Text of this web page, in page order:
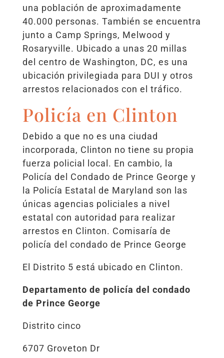
una población de aproximadamente
40.000 personas. También se encuentra
junto a Camp Springs, Melwood y
Rosaryville. Ubicado a unas 20 millas
del centro de Washington, DC, es una
ubicación privilegiada para DUI y otros
arrestos relacionados con el tráfico.
Policía en Clinton
Debido a que no es una ciudad
incorporada, Clinton no tiene su propia
fuerza policial local. En cambio, la
Policía del Condado de Prince George y
la Policía Estatal de Maryland son las
únicas agencias policiales a nivel
estatal con autoridad para realizar
arrestos en Clinton. Comisaría de
policía del condado de Prince George
El Distrito 5 está ubicado en Clinton.
Departamento de policía del condado
de Prince George
Distrito cinco
6707 Groveton Dr